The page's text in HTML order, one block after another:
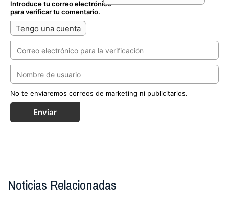
Introduce tu correo electrónico
para verificar tu comentario.
Tengo una cuenta
No te enviaremos correos de marketing ni publicitarios.
Enviar
Noticias Relacionadas